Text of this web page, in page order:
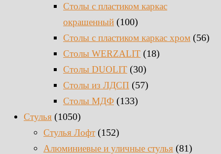
Столы с пластиком каркас
окрашенный (100)
Столы с пластиком каркас хром (56)
Столы WERZALIT (18)
Столы DUOLIT (30)
Столы из ЛДСП (57)
Столы МДФ (133)
Стулья (1050)
Стулья Лофт (152)
Алюминиевые и уличные стулья (81)